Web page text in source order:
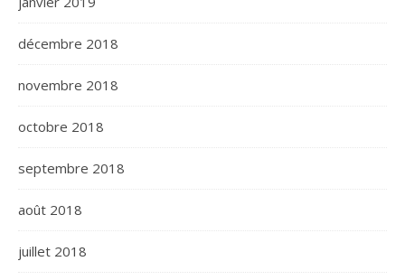
décembre 2018
novembre 2018
octobre 2018
septembre 2018
août 2018
juillet 2018